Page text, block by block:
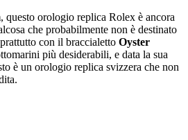
questo orologio replica Rolex è ancora
che probabilmente non è destinato
con il braccialetto Oyster
più desiderabili, e data la sua
è un orologio replica svizzera che non